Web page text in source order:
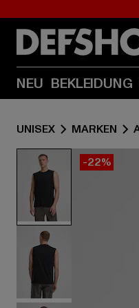
NEU BEKLEIDUNG
UNISEX MARKEN
-22%